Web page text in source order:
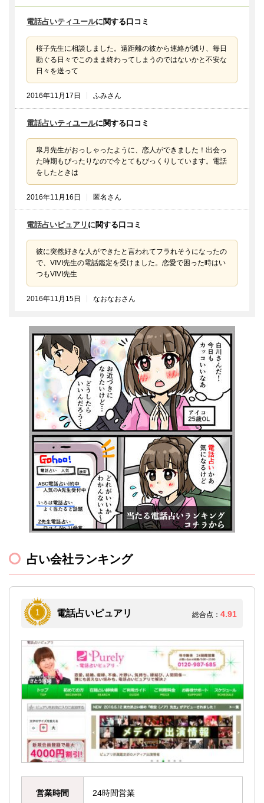
電話占いティユールに関する口コミ
桜子先生に相談しました。遠距離の彼から連絡が減り、毎日
勘ぐる日々でこのまま終わってしまうのではないかと不安な
日々を送って
2016年11月17日 ふみさん
電話占いティユールに関する口コミ
皐月先生がおっしゃったように、恋人ができました！出会っ
た時期もぴったりなので今とてもびっくりしています。電話
をしたときは
2016年11月16日 匿名さん
電話占いピュアリ に関する口コミ
彼に突然好きな人ができたと言われてフラれそうになったの
で、VIVI先生の電話鑑定を受けました。恋愛で困った時はい
つもVIVI先生
2016年11月15日 なおなおさん
占い会社ランキング
電話占いピュアリ 総合点： 4.91
営業時間 24時間営業